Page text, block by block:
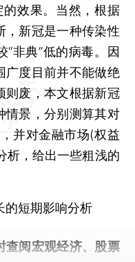
效果。当然，根据
，新冠是一种传染性
非典”低的病毒。因
广度目前并不能做绝
则废，本文根据新冠
情景，分别测算其对
并对金融市场(权益
析，给出一些粗浅的
的短期影响分析
查阅宏观经济、股票